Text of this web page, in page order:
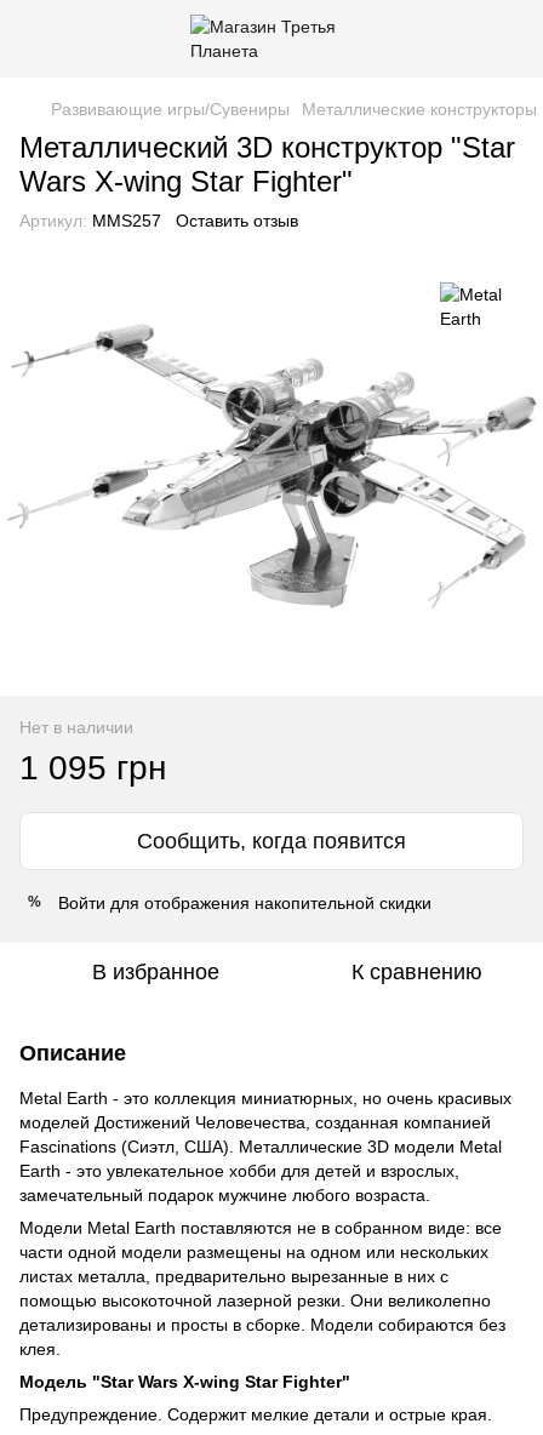
Развивающие игры/Сувениры Металлические
Металлический 3D конструктор "Star
Wars X-wing Star Fighter"
Артикул: MMS257 Оставить отзыв
Нет в наличии
1 095 грн
Сообщить, когда появится
% Войти для отображения накопительной скидки
В избранное К сравнению
Описание
Metal Earth - это коллекция миниатюрных, но очень красивых
моделей Достижений Человечества, созданная компанией
Fascinations (Сиэтл, США). Металлические 3D модели Metal
Earth - это увлекательное хобби для детей и взрослых,
замечательный подарок мужчине любого возраста.
Модели Metal Earth поставляются не в собранном виде: все
части одной модели размещены на одном или нескольких
листах металла, предварительно вырезанные в них с
помощью высокоточной лазерной резки. Они великолепно
детализированы и просты в сборке. Модели собираются без
клея.
Модель "Star Wars X-wing Star Fighter"
Предупреждение. Содержит мелкие детали и острые края.